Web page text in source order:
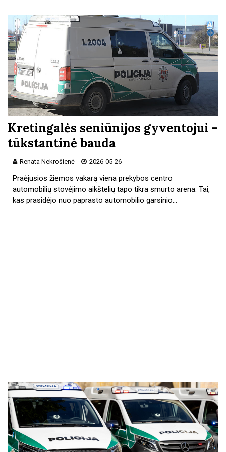
Kretingalės seniūnijos gyventojui –
tūkstantinė bauda
Renata Nekrošienė 2026-05-26
Praėjusios žiemos vakarą viena prekybos centro
automobilių stovėjimo aikštelių tapo tikra smurto arena. Tai,
kas prasidėjo nuo paprasto automobilio garsinio…